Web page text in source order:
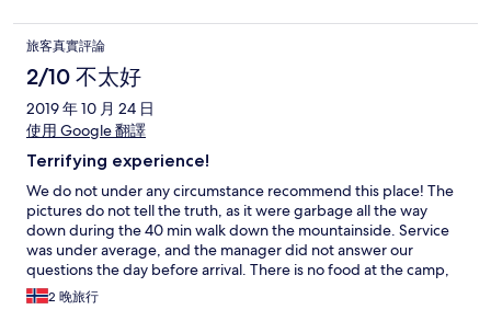
旅客真實評論
2/10 不太好
2019 年 10 月 24 日
使用 Google 翻譯
Terrifying experience!
We do not under any circumstance recommend this place! The
pictures do not tell the truth, as it were garbage all the way
down during the 40 min walk down the mountainside. Service
was under average, and the manager did not answer our
questions the day before arrival. There is no food at the camp,
and you have to order in advance for prices that are much
higher than in the rest of Bali. So bad that we ended up going all
2 晚旅行